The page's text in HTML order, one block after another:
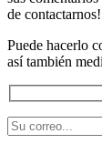
de contactarnos!
Puede hacerlo
así también